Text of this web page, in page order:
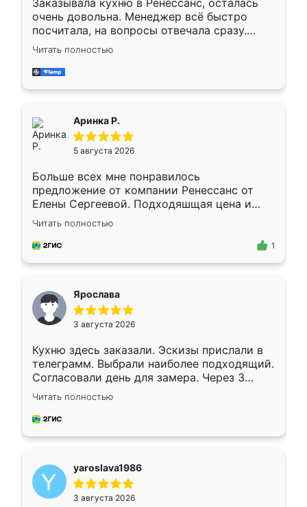
Заказывала кухню в Ренессанс, осталась
очень довольна. Менеджер всё быстро
посчитала, на вопросы отвечала сразу.
Замерщик приехал в субботу, подошёл к
делу со всей ответственностью. Собрали
за день, ребята работали аккуратно, даже
Читать полностью
Аринка Р.
5 августа 2026
Больше всех мне понравилось
предложение от компании Ренессанс от
Елены Сергеевой. Подходяшщая цена и
короткие сроки изготовления. Приехавший
для замера сотрудник Владислав
предложил по моему эскизу самый
Читать полностью
1
Ярослава
3 августа 2026
Кухню здесь заказали. Эскизы прислали в
телеграмм. Выбрали наиболее подходящий.
Согласовали день для замера. Через 3
недели кухня была уже готова. Остались
довольны работой. Спасибо Ренессанс
мебель за качественную работу!
Читать полностью
yaroslava1986
3 августа 2026